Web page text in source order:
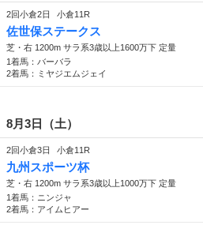
2回小倉2日 小倉11R
佐世保ステークス
芝・右 1200m サラ系3歳以上1600万下 定量
1着馬：バーバラ
2着馬：ミヤジエムジェイ
8月3日（土）
2回小倉3日 小倉11R
九州スポーツ杯
芝・右 1200m サラ系3歳以上1000万下 定量
1着馬：ニンジャ
2着馬：アイムヒアー